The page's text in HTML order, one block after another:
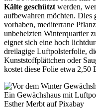
Kälte geschützt werden,
aufbewahren möchten. Dies
vorhaben, mediterrane
unbeheizten Winterquartier
eignet sich eine hoch
dreilagige Luftpolsterfolie,
Kunststoffplättchen oder
kostet diese Folie etwa 2,50
Ein Gewächshaus mit
Esther Merbt auf Pixabay